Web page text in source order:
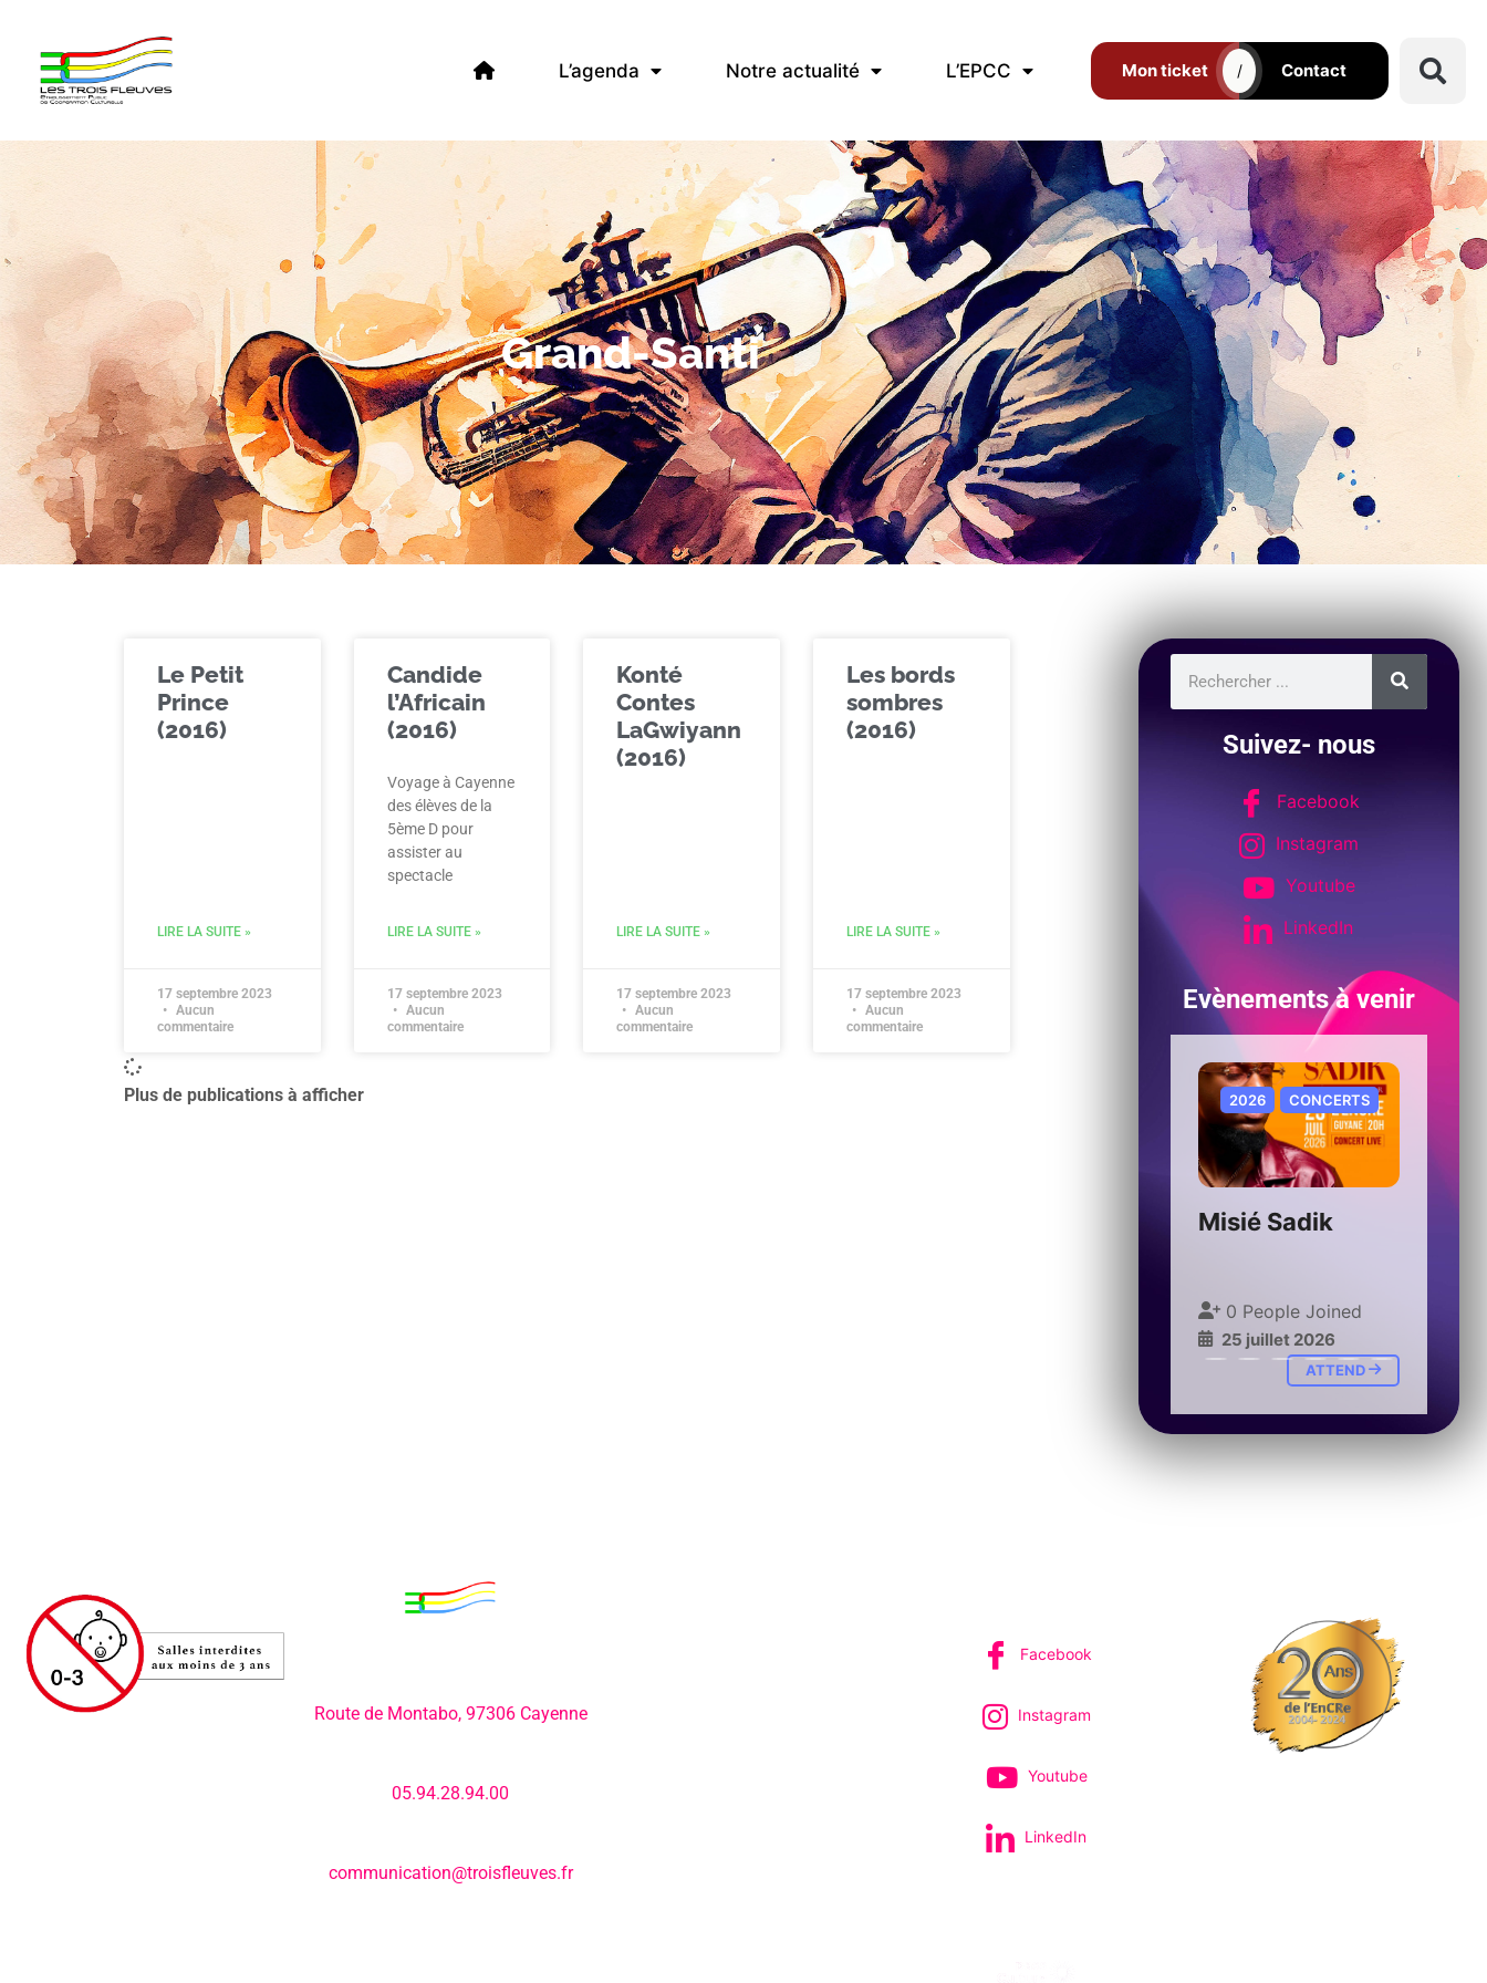
L’agenda Notre actualité L’EPCC Mon ticket / Contact
Grand-Santi
Le Petit
Prince
(2016)
LIRE LA SUITE »
17 septembre 2023
Aucun
commentaire
Candide
l’Africain
(2016)
Voyage à Cayenne
des élèves de la
5ème D pour
assister au
spectacle
LIRE LA SUITE »
17 septembre 2023
Aucun
commentaire
Konté
Contes
LaGwiyann
(2016)
LIRE LA SUITE »
17 septembre 2023
Aucun
commentaire
Les bords
sombres
(2016)
LIRE LA SUITE »
17 septembre 2023
Aucun
commentaire
Plus de publications à afficher
Suivez- nous
Facebook
Instagram
Youtube
LinkedIn
Evènements à venir
2026 CONCERTS
Misié Sadik
0 People Joined
25 juillet 2026
ATTEND
Route de Montabo, 97306 Cayenne
05.94.28.94.00
communication@troisfleuves.fr
Facebook
Instagram
Youtube
LinkedIn